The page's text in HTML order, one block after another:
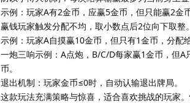
示例：玩家A有2金币，应赢5金币，但只能赢2金币
赢钱玩家触发分配不均，取小数点后2位向下取整。
示例：玩家A自摸赢10金币，但只有1金币，分配
一炮三响示例：A点炮，B/C/D每家赢1金币，但
币。
退出机制：玩家金币≤0时，自动认输退出牌局。
这款玩法充满策略与惊喜，适合喜欢挑战的玩家